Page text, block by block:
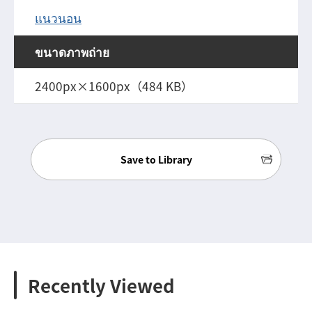
แนวนอน
ขนาดภาพถ่าย
2400px×1600px（484 KB）
Save to Library
Recently Viewed